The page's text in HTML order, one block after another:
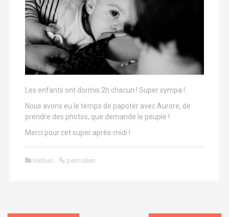
Les enfants ont dormis 2h chacun ! Super sympa !
Nous avons eu le temps de papoter avec Aurore, de
prendre des photos, que demande le peuple !
Merci pour cet super après-midi !
Nathan permalien